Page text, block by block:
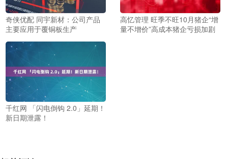
奇侠优配 同宇新材：公司产品
主要应用于覆铜板生产
高忆管理 旺季不旺10月猪企“增
量不增价”高成本猪企亏损加剧
千红网 「闪电倒钩 2.0」延期！
新日期泄露！